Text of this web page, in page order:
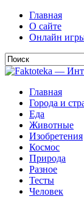
Главная
О сайте
Онлайн
Главная
Города и
Еда
Животные
Изобретения
Космос
Природа
Разное
Тесты
Человек